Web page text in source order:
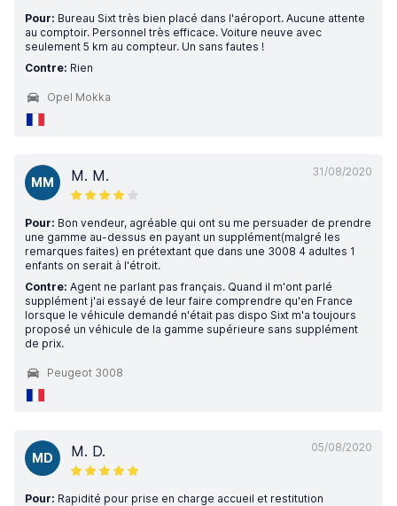
Pour: Bureau Sixt très bien placé dans l'aéroport. Aucune attente
au comptoir. Personnel très efficace. Voiture neuve avec
seulement 5 km au compteur. Un sans fautes !
Contre: Rien
Opel Mokka
31/08/2020
MM M. M.
Pour: Bon vendeur, agréable qui ont su me persuader de prendre
une gamme au-dessus en payant un supplément(malgré les
remarques faites) en prétextant que dans une 3008 4 adultes 1
enfants on serait à l'étroit.
Contre: Agent ne parlant pas français. Quand il m'ont parlé
supplément j'ai essayé de leur faire comprendre qu'en France
lorsque le véhicule demandé n'était pas dispo Sixt m'a toujours
proposé un véhicule de la gamme supérieure sans supplément
de prix.
Peugeot 3008
05/08/2020
MD M. D.
Pour: Rapidité pour prise en charge accueil et restitution